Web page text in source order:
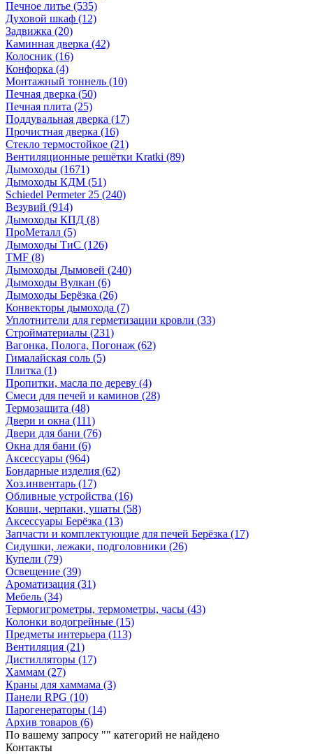
Печное литье (535)
Духовой шкаф (12)
Задвижка (20)
Каминная дверка (42)
Колосник (16)
Конфорка (4)
Монтажный тоннель (10)
Печная дверка (50)
Печная плита (25)
Поддувальная дверка (17)
Прочистная дверка (16)
Стекло термостойкое (21)
Вентиляционные решётки Kratki (89)
Дымоходы (1671)
Дымоходы КДМ (51)
Schiedel Permeter 25 (240)
Везувий (914)
Дымоходы КПД (8)
ПроМеталл (5)
Дымоходы ТиС (126)
TMF (8)
Дымоходы Дымовей (240)
Дымоходы Вулкан (6)
Дымоходы Берёзка (26)
Конвекторы дымохода (7)
Уплотнители для герметизации кровли (33)
Стройматериалы (231)
Вагонка, Полога, Погонаж (62)
Гималайская соль (5)
Плитка (1)
Пропитки, масла по дереву (4)
Смеси для печей и каминов (28)
Термозащита (48)
Двери и окна (111)
Двери для бани (76)
Окна для бани (6)
Аксессуары (964)
Бондарные изделия (62)
Хоз.инвентарь (17)
Обливные устройства (16)
Ковши, черпаки, ушаты (58)
Аксессуары Берёзка (13)
Запчасти и комплектующие для печей Берёзка (17)
Сидушки, лежаки, подголовники (26)
Купели (79)
Освещение (39)
Ароматизация (31)
Мебель (34)
Термогигрометры, термометры, часы (43)
Колонки водогрейные (15)
Предметы интерьера (113)
Вентиляция (21)
Дистилляторы (17)
Хаммам (27)
Краны для хаммама (3)
Панели RPG (10)
Парогенераторы (14)
Архив товаров (6)
По вашему запросу "" категорий не найдено
Контакты